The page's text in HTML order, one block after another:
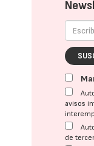
avisos
de